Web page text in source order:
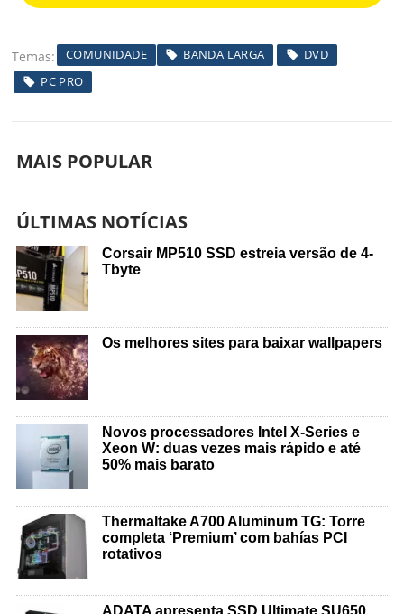
Temas COMUNIDADE BANDA LARGA
DVD
PC PRO
MAIS POPULAR
ÚLTIMAS NOTÍCIAS
Corsair MP510 SSD estreia versão de 4-
Tbyte
Os melhores sites para baixar wallpapers
Novos processadores Intel X-Series e
Xeon W: duas vezes mais rápido e até
50% mais barato
Thermaltake A700 Aluminum TG: Torre
completa ‘Premium’ com bahías PCI
rotativos
ADATA apresenta SSD Ultimate SU650